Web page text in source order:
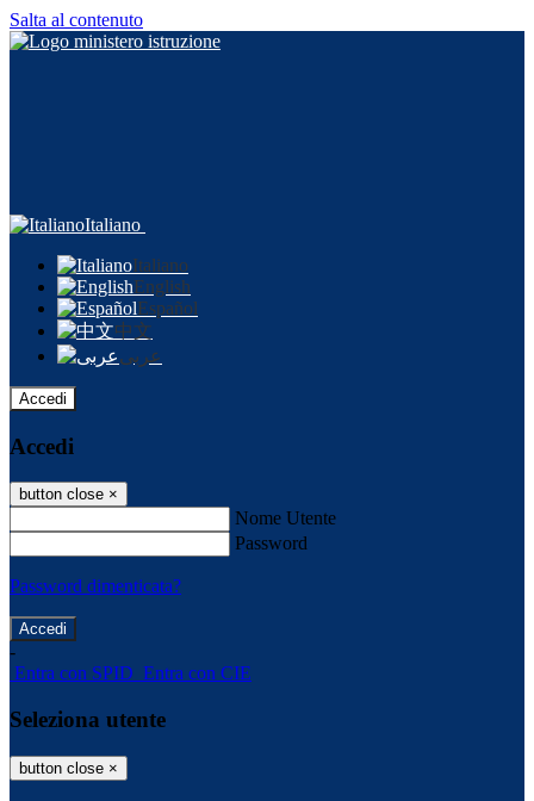
Salta al contenuto
Italiano
Italiano
English
Español
中文
عربى
Accedi
Accedi
button close ×
Nome Utente
Password
Password dimenticata?
-
Entra con SPID Entra con CIE
Seleziona utente
button close ×